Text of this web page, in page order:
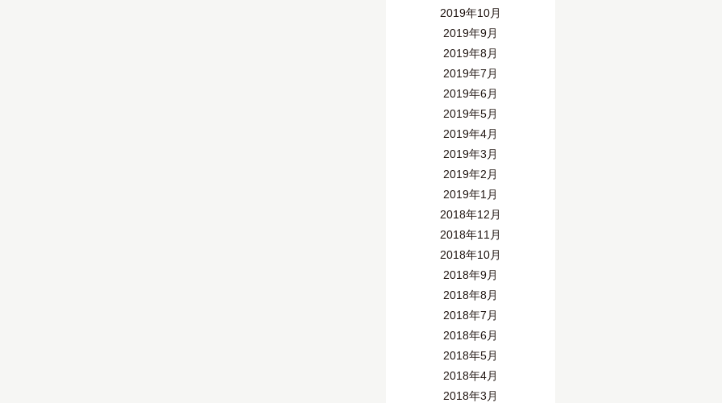
2019年10月
2019年9月
2019年8月
2019年7月
2019年6月
2019年5月
2019年4月
2019年3月
2019年2月
2019年1月
2018年12月
2018年11月
2018年10月
2018年9月
2018年8月
2018年7月
2018年6月
2018年5月
2018年4月
2018年3月